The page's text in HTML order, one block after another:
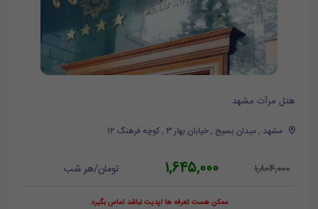
هتل مرآت مشهد
مشهد , میدان بسیج , خیابان بهار 3 , کوچه فرهنگ 12
1,804,000
1,645,000 تومان/هر شب
ممکن هست تعرفه ها آپدیت نباشد تماس بگیرد